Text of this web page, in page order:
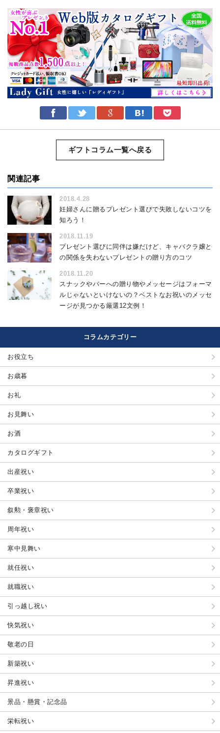
ギフトコラム一覧へ戻る
関連記事
2018.4.28
妊婦さんに贈るプレゼント選びで失敗しないコツを
知ろう！
2018.11.19
プレゼント選びに同伴は嫌だけど、キャバクラ嬢と
の関係を失わないプレゼントの贈り方のコツ
2018.11.20
スナックやバーへの贈り物やメッセージはフォーマ
ルじゃないといけないの？ベストなお祝いのメッセ
ージが見つかる厳選12文例！
コラムカテゴリー
お役立ち
お歳暮
お礼
お見舞い
お酒
カタログギフト
出産祝い
卒業祝い
叙勲・褒章祝い
周年祝い
寒中見舞い
就任祝い
就職祝い
引っ越し祝い
快気祝い
敬老の日
新築祝い
昇進祝い
景品・懸賞・記念品
栄転祝い